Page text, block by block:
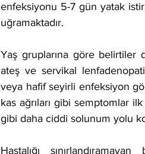
enfeksiyonu 5-7 gün yatak
uğramaktadır.
Yaş gruplarına göre belirtiler
ateş ve servikal lenfadenopati
veya hafif seyirli enfeksiyon
kas ağrıları gibi semptomlar
gibi daha ciddi solunum yolu
Hastalığı